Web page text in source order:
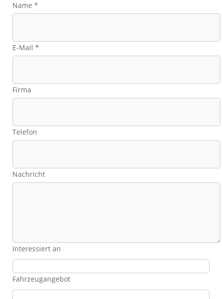
Name *
E-Mail *
Firma
Telefon
Nachricht
Interessiert an
Fahrzeugangebot